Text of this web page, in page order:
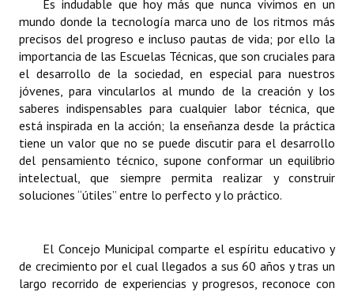
Huéspedes de Honor - Registro
Antiguos Pobladores - Registro
Reconocimientos - Registro
Bariloche, Municipio intercultural
Entrega de distinciones
REFORMA DE LA CARTA ORGÁNICA
Es indudable que hoy más que nunca vivimos en un
mundo donde la tecnología marca uno de los ritmos más
precisos del progreso e incluso pautas de vida; por ello la
importancia de las Escuelas Técnicas, que son cruciales para
el desarrollo de la sociedad, en especial para nuestros
jóvenes, para vincularlos al mundo de la creación y los
saberes indispensables para cualquier labor técnica, que
está inspirada en la acción; la enseñanza desde la práctica
tiene un valor que no se puede discutir para el desarrollo
del pensamiento técnico, supone conformar un equilibrio
intelectual, que siempre permita realizar y construir
soluciones “útiles” entre lo perfecto y lo práctico.
El Concejo Municipal comparte el espíritu educativo y
de crecimiento por el cual llegados a sus 60 años y tras un
largo recorrido de experiencias y progresos, reconoce con